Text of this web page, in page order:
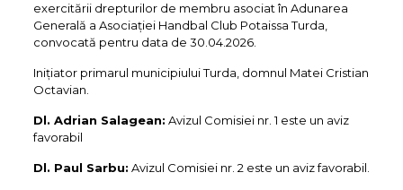
exercitării drepturilor de membru asociat în Adunarea
Generală a Asociației Handbal Club Potaissa Turda,
convocată pentru data de 30.04.2026.
Inițiator primarul municipiului Turda, domnul Matei Cristian
Octavian.
Dl. Adrian Salagean: Avizul Comisiei nr. 1 este un aviz
favorabil
Dl. Paul Sarbu: Avizul Comisiei nr. 2 este un aviz favorabil.